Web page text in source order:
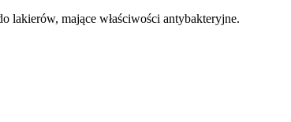
lakierów, mające właściwości antybakteryjne.